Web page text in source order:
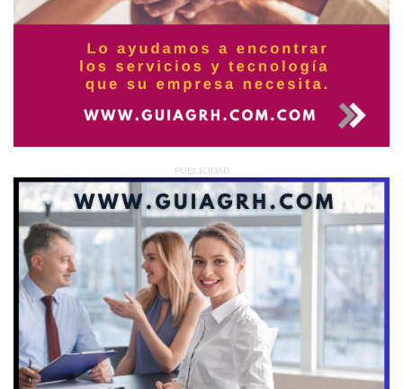
PUBLICIDAD